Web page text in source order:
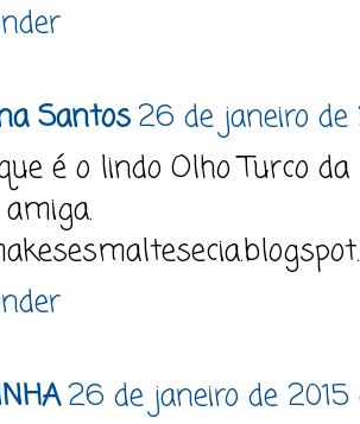
Santos26 de janeiro de
é o lindo Olho Turco
26 de janeiro de 2015